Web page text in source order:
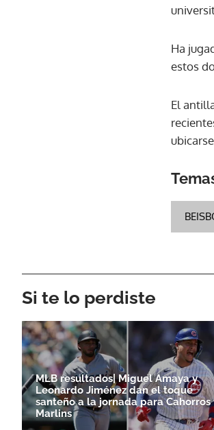
Ha
estos
El
Si te lo perdiste
MLB resultados| Miguel Amaya y
Leonardo Jiménez dan el toque
santeño a la jornada para Cahorros
Marlins